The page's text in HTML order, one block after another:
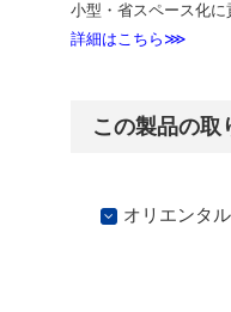
小型・省スペース化
詳細はこちら⋙
この製品の取
オリエンタ